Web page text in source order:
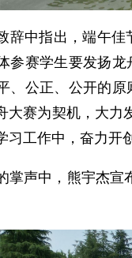
辞中指出，端午
参赛学生要发扬
、公正、公开的
大赛为契机，大力
习工作中，奋力开
掌声中，熊宇杰宣